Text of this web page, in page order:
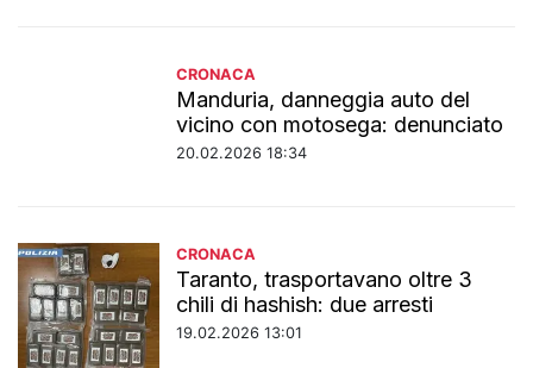
CRONACA
Manduria, danneggia auto del
vicino con motosega: denunciato
20.02.2026 18:34
CRONACA
Taranto, trasportavano oltre 3
chili di hashish: due arresti
19.02.2026 13:01